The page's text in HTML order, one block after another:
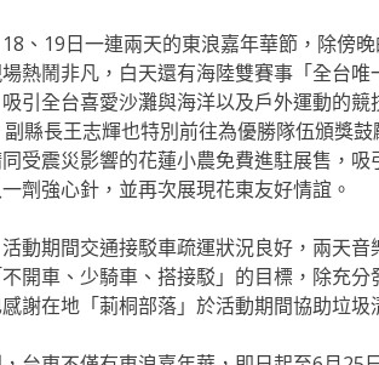
、19日一連兩天的東浪嘉年華節，除傍
熱鬧非凡，白天還有海陸雙賽事「全台
引全台喜愛沙灘與海洋以及戶外運動的
縣長王志輝也特別前往為優勝隊伍頒獎
受震災影響的花蓮小農免費進駐展售，
劑強心針，並再次展現花東友好情誼。
動期間交通接駁車疏運狀況良好，兩天
開車、少騎車、搭接駁」的目標，除充
謝在地「莿桐部落」於活動期間協助垃